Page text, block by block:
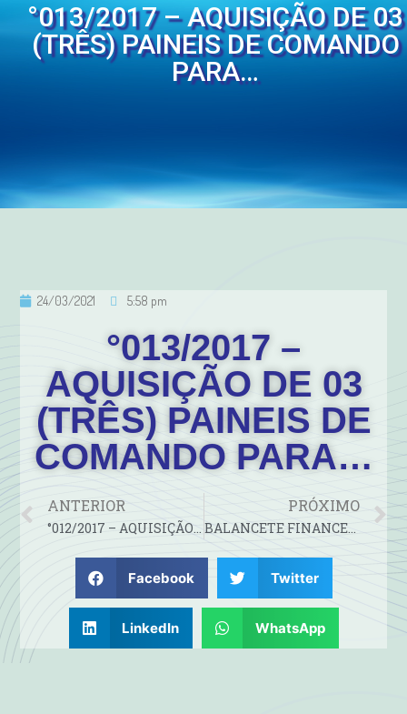
°013/2017 – AQUISIÇÃO DE 03
(TRÊS) PAINEIS DE COMANDO
PARA…
24/03/2021 5:58 pm
°013/2017 –
AQUISIÇÃO DE 03
(TRÊS) PAINEIS DE
COMANDO PARA…
ANTERIOR
°012/2017 – AQUISIÇÃO DE MATERIAIS E EQUIPAMENTOS ELÉTRICOS,…
PRÓXIMO
BALANCETE FINANCEIRO JANEIRO/2009
Facebook Twitter
LinkedIn WhatsApp